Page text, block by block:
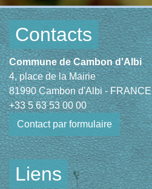
Contacts
Commune de Cambon d'Albi
4, place de la Mairie
81990 Cambon d'Albi - FRANCE
+33 5 63 53 00 00
Contact par formulaire
Liens